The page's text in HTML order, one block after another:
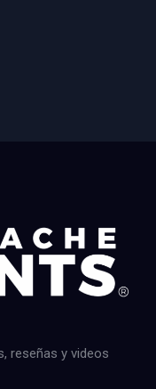
reseñas y videos